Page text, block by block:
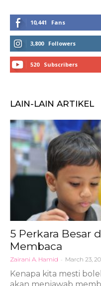
10,441 Fans
3,800 Followers
520 Subscribers
LAIN-LAIN ARTIKEL
5 Perkara Besar
Membaca
Zairani A. Hamid - March 23,
Kenapa kita mesti